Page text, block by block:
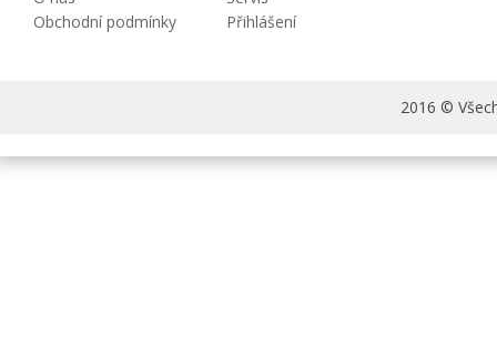
Obchodní podmínky
Přihlášení
2016 ©